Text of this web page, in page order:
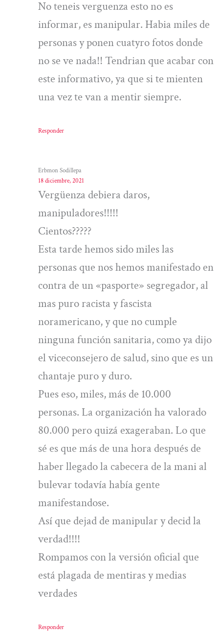
No teneis verguenza esto no es
informar, es manipular. Habia miles de
personas y ponen cuatyro fotos donde
no se ve nada!! Tendrian que acabar con
este informativo, ya que si te mienten
una vez te van a mentir siempre.
Responder
Erbmon Sodillepa
18 diciembre, 2021
Vergüenza debiera daros,
manipuladores!!!!!
Cientos?????
Esta tarde hemos sido miles las
personas que nos hemos manifestado en
contra de un «pasporte» segregador, al
mas puro racista y fascista
noramericano, y que no cumple
ninguna función sanitaria, como ya dijo
el viceconsejero de salud, sino que es un
chantaje puro y duro.
Pues eso, miles, más de 10.000
personas. La organización ha valorado
80.000 pero quizá exageraban. Lo que
sé es que más de una hora después de
haber llegado la cabecera de la mani al
bulevar todavía había gente
manifestandose.
Así que dejad de manipular y decid la
verdad!!!!
Rompamos con la versión oficial que
está plagada de mentiras y medias
verdades
Responder